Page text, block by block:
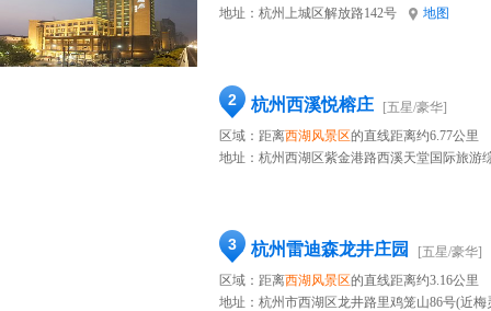
地址： 杭州上城区解放路142号 地图
2 杭州西溪悦榕庄
[五星/豪华]
区域：距离西湖风景区的直线距离约6.77公里
地址： 杭州西湖区紫金港路西溪天堂国际旅游
3 杭州雷迪森龙井庄园
[五星/豪华]
区域：距离西湖风景区的直线距离约3.16公里
地址： 杭州市西湖区龙井路里鸡笼山86号(近梅